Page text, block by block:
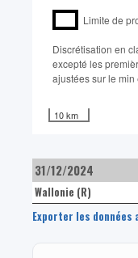
Limite de
Discrétisation en
excepté les
ajustées sur le
10 km
31/12/2024
Wallonie (R)
Exporter les données